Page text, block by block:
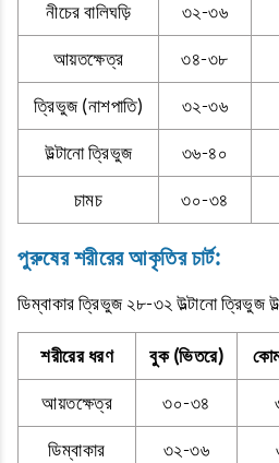
নীচের বালিঘড়ি ৩২-৩৬
আয়তক্ষেত্র ৩৪-৩৮
ত্রিভুজ (নাশপাতি) ৩২-৩৬
উল্টানো ত্রিভুজ ৩৬-৪০
চামচ ৩০-৩৪
পুরুষের শরীরের আকৃতির চার্ট:
ডিম্বাকার ত্রিভুজ ২৮-৩২ উল্টানো ত্রিভুজ
শরীরের ধরণ বুক (ভিতরে)
আয়তক্ষেত্র ৩০-৩৪
ডিম্বাকার ৩২-৩৬